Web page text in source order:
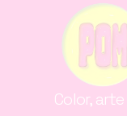
Color,